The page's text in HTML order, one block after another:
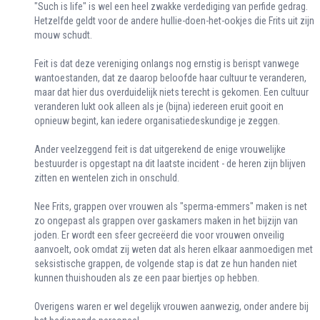
"Such is life" is wel een heel zwakke verdediging van perfide gedrag.
Hetzelfde geldt voor de andere hullie-doen-het-ookjes die Frits uit zijn
mouw schudt.
Feit is dat deze vereniging onlangs nog ernstig is berispt vanwege
wantoestanden, dat ze daarop beloofde haar cultuur te veranderen,
maar dat hier dus overduidelijk niets terecht is gekomen. Een cultuur
veranderen lukt ook alleen als je (bijna) iedereen eruit gooit en
opnieuw begint, kan iedere organisatiedeskundige je zeggen.
Ander veelzeggend feit is dat uitgerekend de enige vrouwelijke
bestuurder is opgestapt na dit laatste incident - de heren zijn blijven
zitten en wentelen zich in onschuld.
Nee Frits, grappen over vrouwen als "sperma-emmers" maken is net
zo ongepast als grappen over gaskamers maken in het bijzijn van
joden. Er wordt een sfeer gecreëerd die voor vrouwen onveilig
aanvoelt, ook omdat zij weten dat als heren elkaar aanmoedigen met
seksistische grappen, de volgende stap is dat ze hun handen niet
kunnen thuishouden als ze een paar biertjes op hebben.
Overigens waren er wel degelijk vrouwen aanwezig, onder andere bij